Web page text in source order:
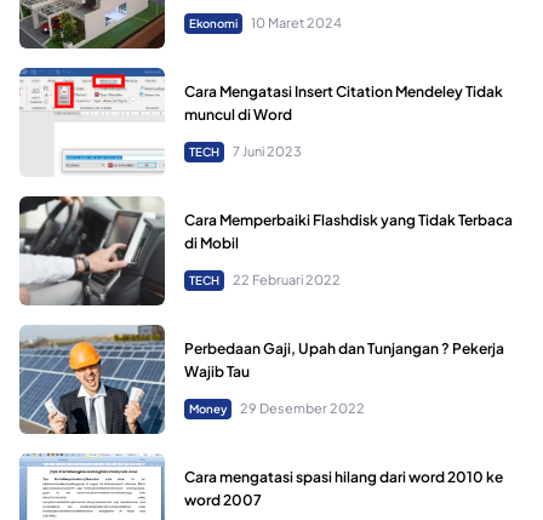
Ekonomi 10 Maret 2024
Cara Mengatasi Insert Citation Mendeley Tidak
muncul di Word
TECH 7 Juni 2023
Cara Memperbaiki Flashdisk yang Tidak Terbaca
di Mobil
TECH 22 Februari 2022
Perbedaan Gaji, Upah dan Tunjangan ? Pekerja
Wajib Tau
Money 29 Desember 2022
Cara mengatasi spasi hilang dari word 2010 ke
word 2007